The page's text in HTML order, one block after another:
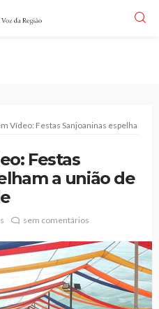
Vídeo: Festas Sanjoaninas espelham a
Festas
a união de
sem comentários